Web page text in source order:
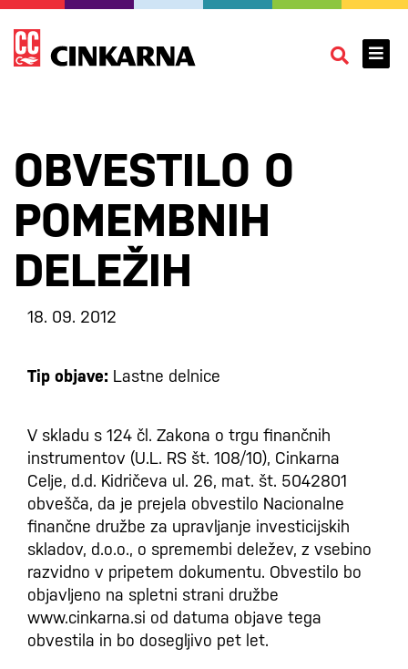
OBVESTILO O
POMEMBNIH
DELEŽIH
18. 09. 2012
Tip objave: Lastne delnice
V skladu s 124 čl. Zakona o trgu finančnih
instrumentov (U.L. RS št. 108/10), Cinkarna
Celje, d.d. Kidričeva ul. 26, mat. št. 5042801
obvešča, da je prejela obvestilo Nacionalne
finančne družbe za upravljanje investicijskih
skladov, d.o.o., o spremembi deležev, z vsebino
razvidno v pripetem dokumentu. Obvestilo bo
objavljeno na spletni strani družbe
www.cinkarna.si od datuma objave tega
obvestila in bo dosegljivo pet let.